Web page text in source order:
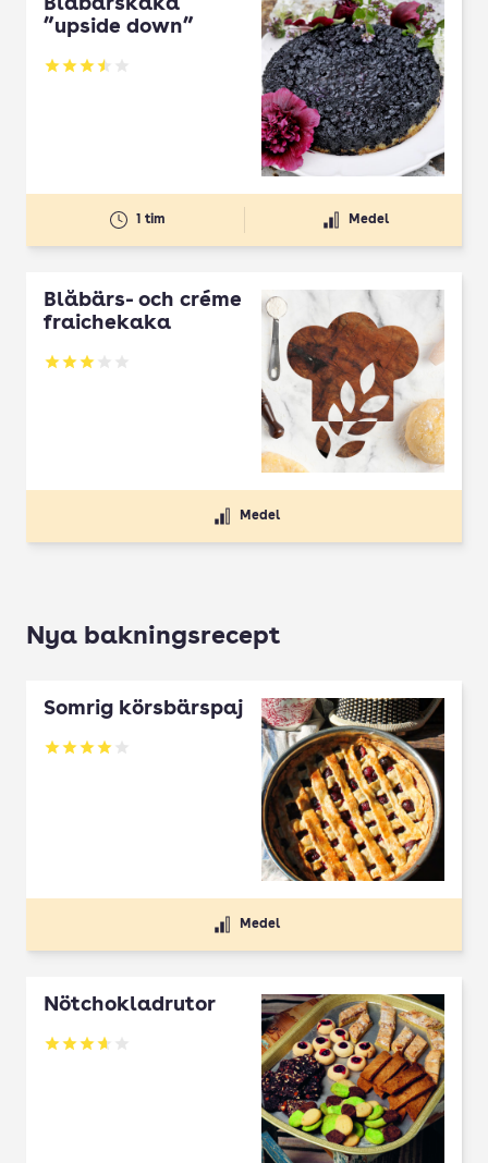
Blåbärskaka
”upside down”
Betyg: 3.53 av 5
1 tim Medel
Blåbärs- och créme
fraichekaka
Betyg: 3 av 5
Medel
Nya bakningsrecept
Somrig körsbärspaj
Betyg: 4 av 5
Medel
Nötchokladrutor
Betyg: 3.65 av 5